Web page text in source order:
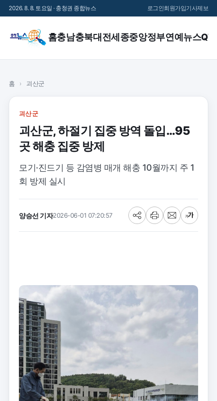
2026. 8. 8. 토요일 · 충청권 종합뉴스 로그인회원가입기사제보
홈충남충북대전세종중앙정부연예 뉴스
홈 › 괴산군
괴산군
괴산군, 하절기 집중 방역 돌입…95
곳 해충 집중 방제
모기·진드기 등 감염병 매개 해충 10월까지 주 1
회 방제 실시
양승선 기자2026-06-01 07:20:57
공
유
프
린
메
일
글
씨